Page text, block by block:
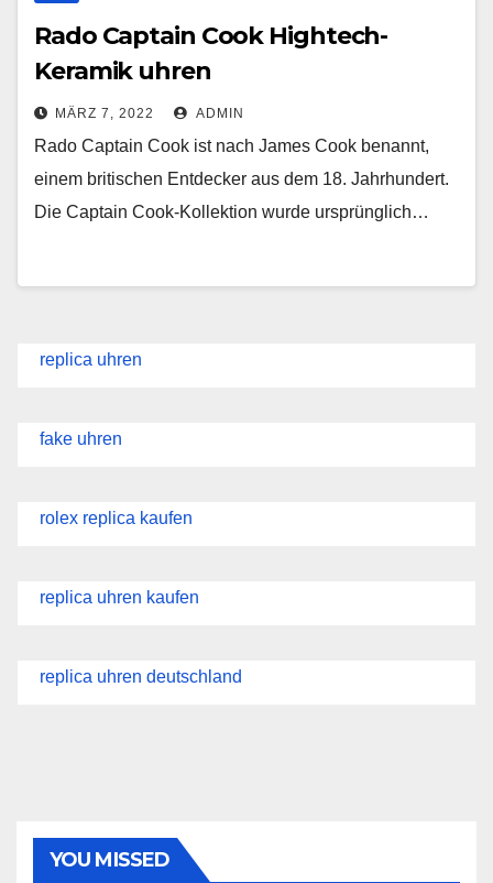
Rado Captain Cook Hightech-
Keramik uhren
MÄRZ 7, 2022 ADMIN
Rado Captain Cook ist nach James Cook benannt,
einem britischen Entdecker aus dem 18. Jahrhundert.
Die Captain Cook-Kollektion wurde ursprünglich…
replica uhren
fake uhren
rolex replica kaufen
replica uhren kaufen
replica uhren deutschland
YOU MISSED